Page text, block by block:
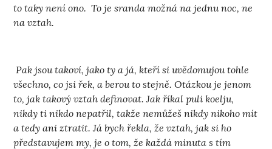
to taky není ono. To je sranda možná na jednu noc, ne
na vztah.
Pak jsou takoví, jako ty a já, kteří si uvědomujou tohle
všechno, co jsi řek, a berou to stejně. Otázkou je jenom
to, jak takový vztah definovat. Jak říkal puli koelju,
nikdy ti nikdo nepatřil, takže nemůžeš nikdy nikoho mít
a tedy ani ztratit. Já bych řekla, že vztah, jak si ho
představujem my, je o tom, že každá minuta s tím